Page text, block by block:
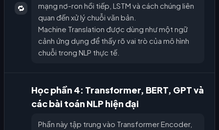
🔁
mạng nơ-ron hồi tiếp, LSTM và cách chúng liên
quan đến xử lý chuỗi văn bản.
Machine Translation được dùng như một ngữ
cảnh ứng dụng để thấy rõ vai trò của mô hình
chuỗi trong NLP thực tế.
Học phần 4: Transformer, BERT, GPT và
các bài toán NLP hiện đại
Phần này tập trung vào Transformer Encoder,